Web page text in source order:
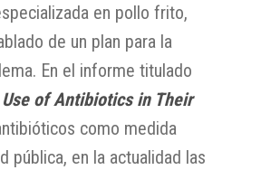
en pollo frito,
de un plan para la
En el informe titulado
Use of Antibiotics in Their
como medida
pública, en la actualidad las